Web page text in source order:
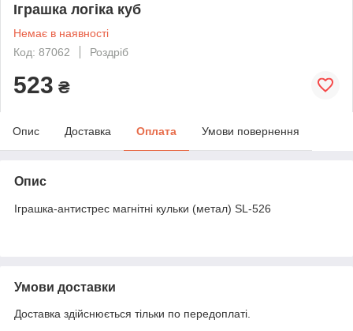
Іграшка логіка куб
Немає в наявності
Код: 87062
Роздріб
523 ₴
Опис Доставка Оплата Умови повернення
Опис
Іграшка-антистрес магнітні кульки (метал) SL-526
Умови доставки
Доставка здійснюється тільки по передоплаті.